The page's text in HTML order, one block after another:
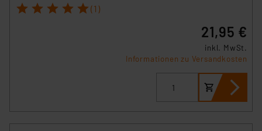
1 2 3 4 5 (1)
21,95 €
inkl. MwSt.
Informationen zu Versandkosten